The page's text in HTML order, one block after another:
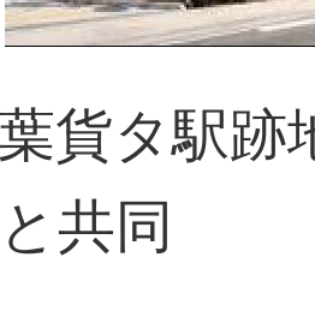
貨タ駅
共同